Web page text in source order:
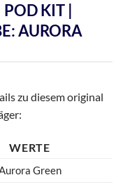
KIT |
AURORA
zu diesem original
WERTE
Green